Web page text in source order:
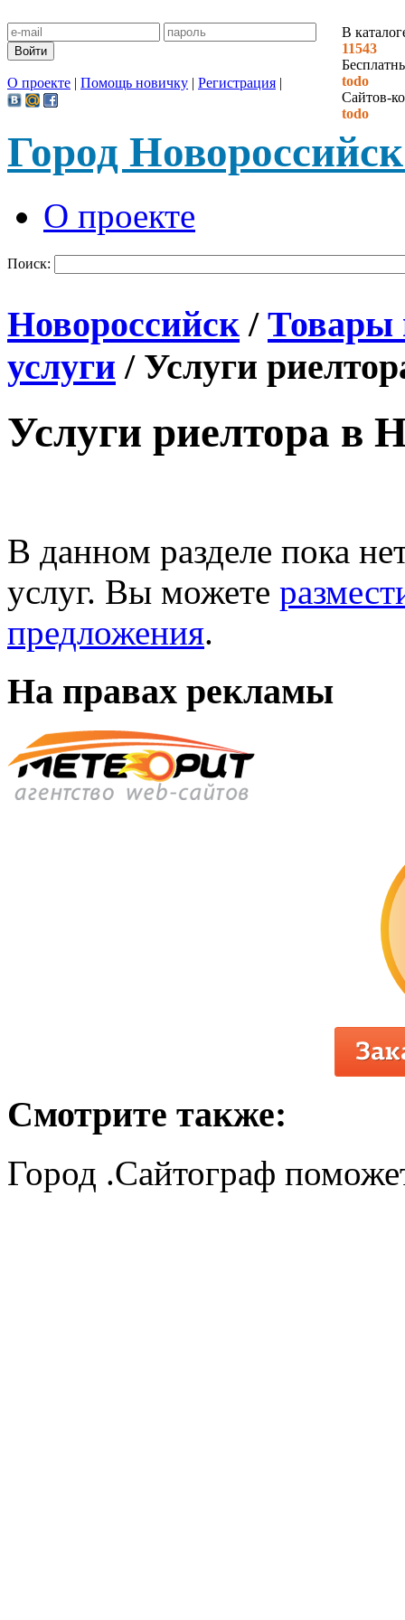
В
11543
todo
Сайтов-
todo
О проекте | Помощь новичку | Регистрация |
Город
О проекте
Поиск:
Новороссийск / Товары
услуги / Услуги
Услуги риелтора в
В данном разделе пока
услуг. Вы можете
предложения.
На правах рекламы
Смотрите также:
Город .Сайтограф